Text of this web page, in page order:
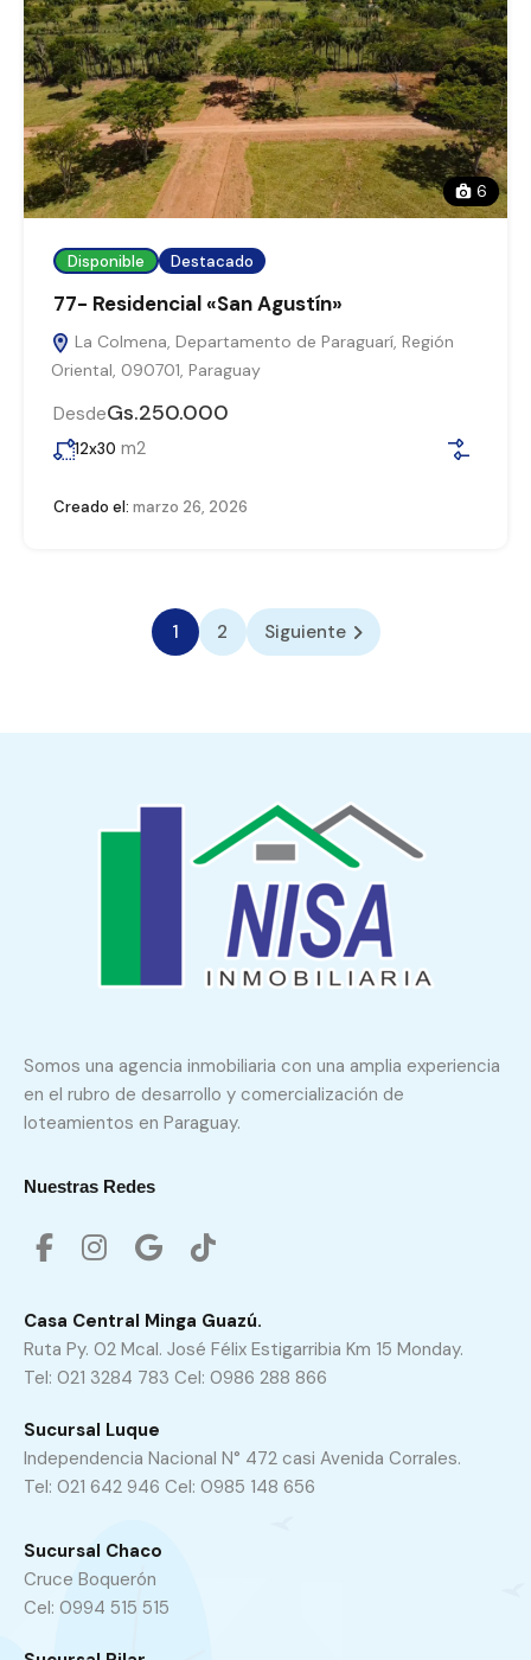
6
Disponible Destacado
77- Residencial «San Agustín»
La Colmena, Departamento de Paraguarí, Región
Oriental, 090701, Paraguay
DesdeGs.250.000
12x30 m2
Creado el: marzo 26, 2026
1 2 Siguiente
Somos una agencia inmobiliaria con una amplia experiencia
en el rubro de desarrollo y comercialización de
loteamientos en Paraguay.
Nuestras Redes
Casa Central Minga Guazú.
Ruta Py. 02 Mcal. José Félix Estigarribia Km 15 Monday.
Tel: 021 3284 783 Cel: 0986 288 866
Sucursal Luque
Independencia Nacional N° 472 casi Avenida Corrales.
Tel: 021 642 946 Cel: 0985 148 656
Sucursal Chaco
Cruce Boquerón
Cel: 0994 515 515